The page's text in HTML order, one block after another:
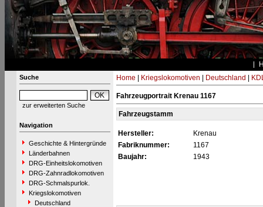
Suche
zur erweiterten Suche
Navigation
Geschichte & Hintergründe
Länderbahnen
DRG-Einheitslokomotiven
DRG-Zahnradlokomotiven
DRG-Schmalspurlok.
Kriegslokomotiven
Deutschland
Home Kriegslokomotiven Deutschland
Fahrzeugportrait Krenau 1167
Fahrzeugstamm
Hersteller:
Krenau
Fabriknummer:
1167
Baujahr:
1943